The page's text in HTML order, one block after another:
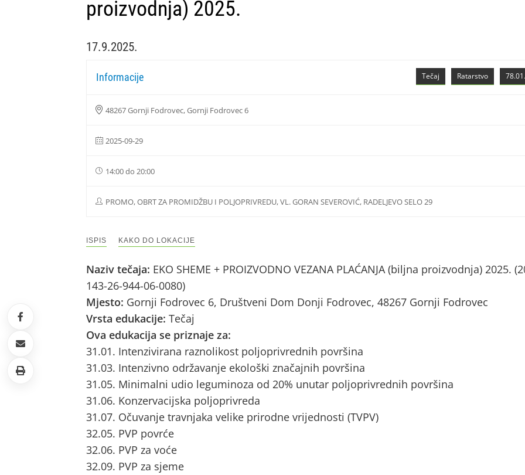
proizvodnja) 2025.
17.9.2025.
Ratarstvo
Tečaj
Informacije
48267 Gornji Fodrovec, Gornji Fodrovec 6
2025-09-29
14:00 do 20:00
PROMO, OBRT ZA PROMIDŽBU I POLJOPRIVREDU, VL. GORAN SEVEROVIĆ, RADELJEVO SELO 29
ISPIS KAKO DO LOKACIJE
Naziv tečaja: EKO SHEME + PROIZVODNO VEZANA PLAĆANJA (biljna proizvodnja) 2025.
143-26-944-06-0080)
Mjesto: Gornji Fodrovec 6, Društveni Dom Donji Fodrovec, 48267 Gornji Fodrovec
Vrsta edukacije: Tečaj
Ova edukacija se priznaje za:
31.01. Intenzivirana raznolikost poljoprivrednih površina
31.03. Intenzivno održavanje ekološki značajnih površina
31.05. Minimalni udio leguminoza od 20% unutar poljoprivrednih površina
31.06. Konzervacijska poljoprivreda
31.07. Očuvanje travnjaka velike prirodne vrijednosti (TVPV)
32.05. PVP povrće
32.06. PVP za voće
32.09. PVP za sjeme